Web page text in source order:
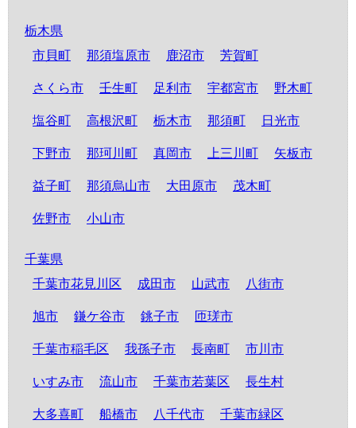
栃木県
市貝町
那須塩原市 鹿沼市 芳賀町
さくら市 壬生町 足利市 宇都宮市 野木町
塩谷町 高根沢町 栃木市 那須町 日光市
下野市 那珂川町 真岡市 上三川町 矢板市
益子町 那須烏山市 大田原市 茂木町
佐野市 小山市
千葉県
千葉市花見川区
成田市 山武市 八街市
旭市 鎌ケ谷市 銚子市 匝瑳市
千葉市稲毛区 我孫子市 長南町 市川市
いすみ市 流山市 千葉市若葉区 長生村
大多喜町 船橋市 八千代市 千葉市緑区